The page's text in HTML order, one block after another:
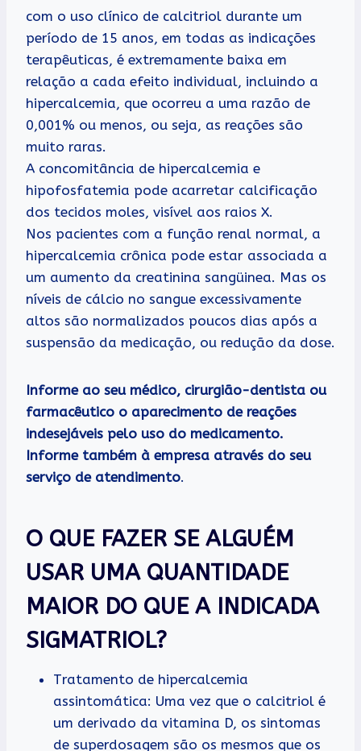
com o uso clínico de calcitriol durante um
período de 15 anos, em todas as indicações
terapêuticas, é extremamente baixa em
relação a cada efeito individual, incluindo a
hipercalcemia, que ocorreu a uma razão de
0,001% ou menos, ou seja, as reações são
muito raras.
A concomitância de hipercalcemia e
hipofosfatemia pode acarretar calcificação
dos tecidos moles, visível aos raios X.
Nos pacientes com a função renal normal, a
hipercalcemia crônica pode estar associada a
um aumento da creatinina sangüinea. Mas os
níveis de cálcio no sangue excessivamente
altos são normalizados poucos dias após a
suspensão da medicação, ou redução da dose.
Informe ao seu médico, cirurgião-dentista ou
farmacêutico o aparecimento de reações
indesejáveis pelo uso do medicamento.
Informe também à empresa através do seu
serviço de atendimento.
O QUE FAZER SE ALGUÉM
USAR UMA QUANTIDADE
MAIOR DO QUE A INDICADA
SIGMATRIOL?
Tratamento de hipercalcemia
assintomática: Uma vez que o calcitriol é
um derivado da vitamina D, os sintomas
de superdosagem são os mesmos que os